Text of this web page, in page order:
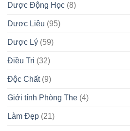
Dược Động Học (8)
Dược Liệu (95)
Dược Lý (59)
Điều Trị (32)
Độc Chất(9)
Giới tính Phòng The (4)
Làm Đẹp (21)